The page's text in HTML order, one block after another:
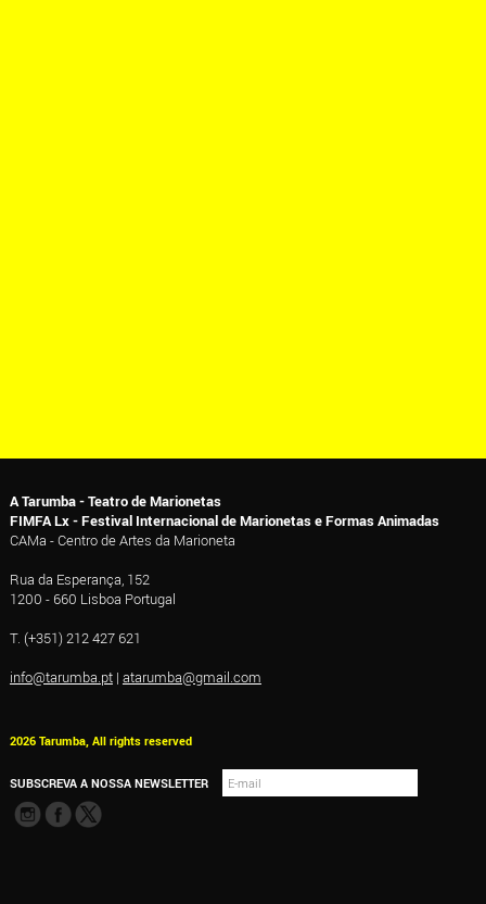
A Tarumba - Teatro de Marionetas
FIMFA Lx - Festival Internacional de Marionetas e Formas Animadas
CAMa - Centro de Artes da Marioneta
Rua da Esperança, 152
1200 - 660 Lisboa Portugal
T. (+351) 212 427 621
info@tarumba.pt| atarumba@gmail.com
2026 Tarumba, All rights reserved
SUBSCREVA A NOSSA NEWSLETTER